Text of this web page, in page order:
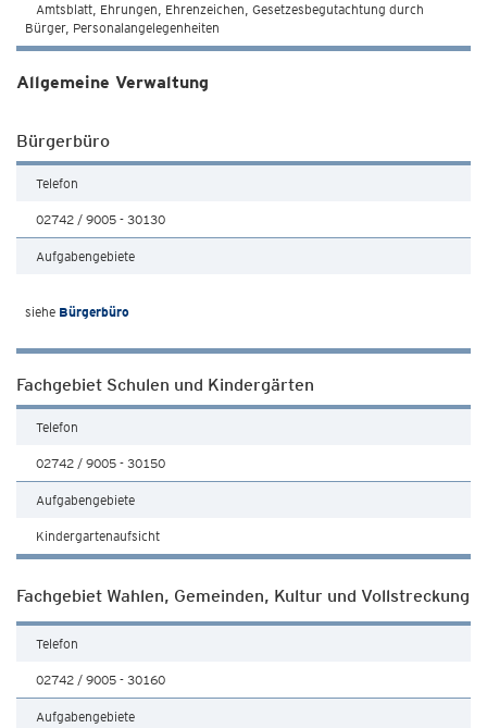
Amtsblatt, Ehrungen, Ehrenzeichen, Gesetzesbegutachtung durch
Bürger, Personalangelegenheiten
Allgemeine Verwaltung
Bürgerbüro
Telefon
02742 / 9005 - 30130
Aufgabengebiete
siehe Bürgerbüro
Fachgebiet Schulen und Kindergärten
Telefon
02742 / 9005 - 30150
Aufgabengebiete
Kindergartenaufsicht
Fachgebiet Wahlen, Gemeinden, Kultur und Vollstreckung
Telefon
02742 / 9005 - 30160
Aufgabengebiete